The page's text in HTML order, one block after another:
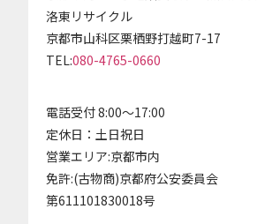
洛東リサイクル
京都市山科区栗栖野打越町7-17
TEL:080-4765-0660
電話受付 8:00～17:00
定休日：土日祝日
営業エリア:京都市内
免許:(古物商)京都府公安委員会
第611101830018号